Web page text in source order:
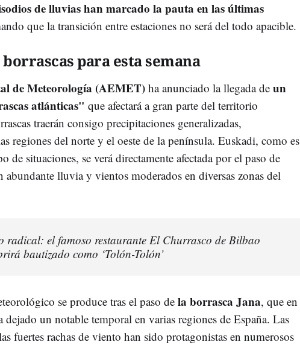
de lluvias han marcado la pauta en las últimas
que la transición entre estaciones no será del todo apacible.
para esta semana
de Meteorología (AEMET) ha anunciado la llegada de un
atlánticas" que afectará a gran parte del territorio
traerán consigo precipitaciones generalizadas,
regiones del norte y el oeste de la península. Euskadi, como es
de situaciones, se verá directamente afectada por el paso de
abundante lluvia y vientos moderados en diversas zonas del
radical: el famoso restaurante El Churrasco de Bilbao
bautizado como ‘Tolón-Tolón’
se produce tras el paso de la borrasca Jana, que en
un notable temporal en varias regiones de España. Las
fuertes rachas de viento han sido protagonistas en numerosos